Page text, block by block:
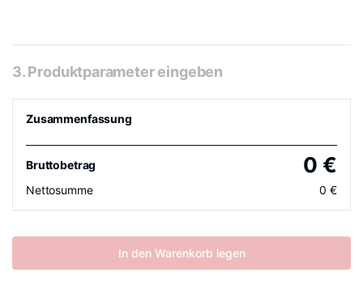
3. Produktparameter eingeben
Zusammenfassung
Bruttobetrag 0 €
Nettosumme 0 €
In den Warenkorb legen